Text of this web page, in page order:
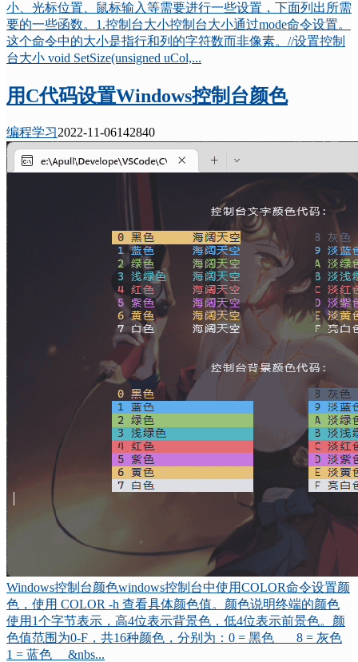
小、光标位置、鼠标输入等需要进行一些设置，下面列出所需
要的一些函数。1.控制台大小控制台大小通过mode命令设置。
这个命令中的大小是指行和列的字符数而非像素。//设置控制
台大小 void SetSize(unsigned uCol,...
用C代码设置Windows控制台颜色
编程学习2022-11-06142840
Windows控制台颜色windows控制台中使用COLOR命令设置颜
色，使用 COLOR -h 查看具体颜色值。颜色说明终端的颜色
使用1个字节表示，高4位表示背景色，低4位表示前景色。颜
色值范围为0-F，共16种颜色，分别为：0 = 黑色 8 = 灰色
1 = 蓝色 &nbs...